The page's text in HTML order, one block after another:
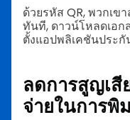
ด้วยรหัส QR, พวกเ
ทันที, ดาวน์โหลดเอก
ตั้งแอปพลิเคชันประกั
ลดการสูญเสี
จ่ายในการพิ